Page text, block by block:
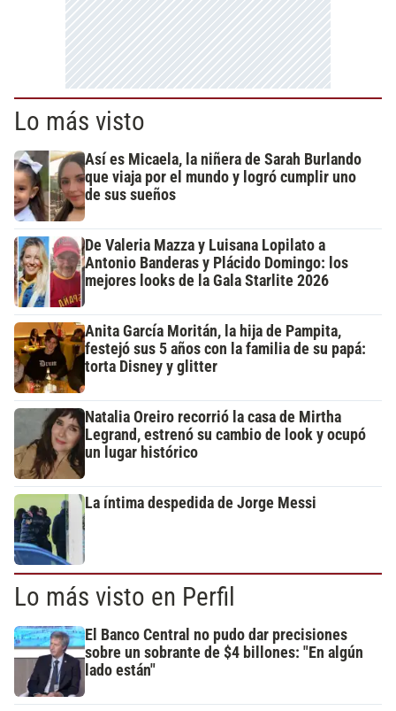
Lo más visto
Así es Micaela, la niñera de Sarah Burlando
que viaja por el mundo y logró cumplir uno
de sus sueños
De Valeria Mazza y Luisana Lopilato a
Antonio Banderas y Plácido Domingo: los
mejores looks de la Gala Starlite 2026
Anita García Moritán, la hija de Pampita,
festejó sus 5 años con la familia de su papá:
torta Disney y glitter
Natalia Oreiro recorrió la casa de Mirtha
Legrand, estrenó su cambio de look y ocupó
un lugar histórico
La íntima despedida de Jorge Messi
Lo más visto en Perfil
El Banco Central no pudo dar precisiones
sobre un sobrante de $4 billones: "En algún
lado están"